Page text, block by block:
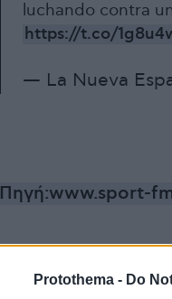
Protothema - Do
luchando contra
https://t.co/
— La Nueva
Πηγή:www.sport-
Ειδήσεις σήμερα: